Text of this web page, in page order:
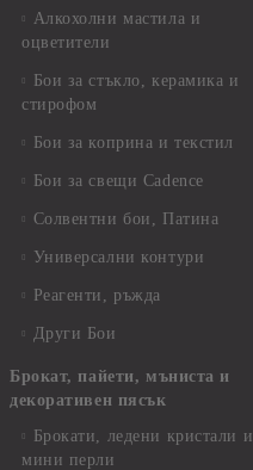
Алкохолни мастила и
оцветители
Бои за стъкло, керамика и
стирофом
Бои за коприна и текстил
Бои за свещи Cadence
Солвентни бои, Патина
Универсални контури
Реагенти, ръжда
Други Бои
Брокат, пайети, мъниста и
декоративен пясък
Брокати, ледени кристали и
мини перли